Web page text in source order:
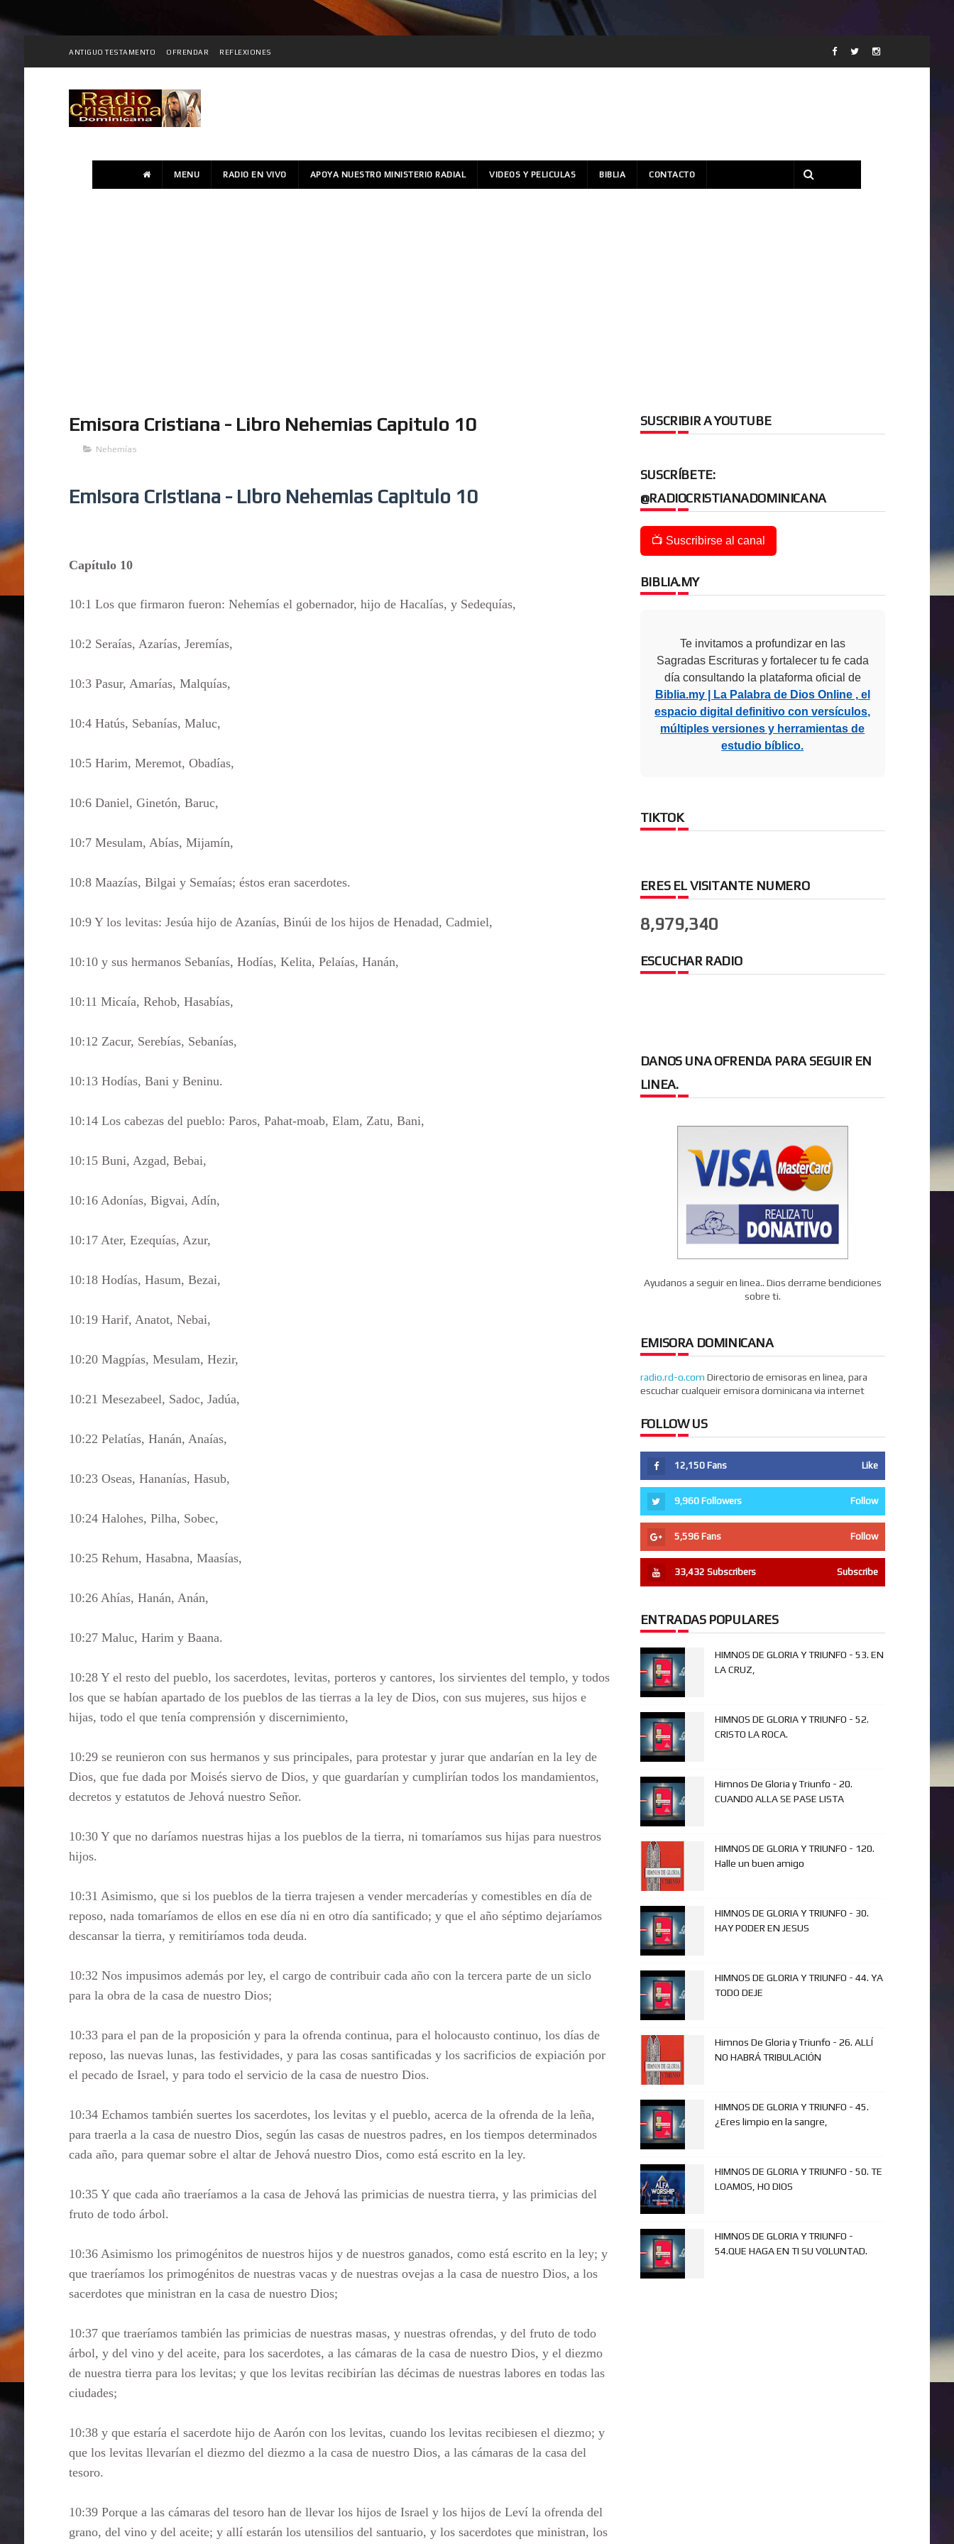
ANTIGUO TESTAMENTO OFRENDAR REFLEXIONES
MENU RADIO EN VIVO APOYA NUESTRO MINISTERIO RADIAL VIDEOS Y PELICULAS BIBLIA CONTACTO
Emisora Cristiana - Libro Nehemias Capitulo 10
Nehemías
Emisora Cristiana - Libro Nehemias Capitulo 10
Capítulo 10
10:1 Los que firmaron fueron: Nehemías el gobernador, hijo de Hacalías, y Sedequías,
10:2 Seraías, Azarías, Jeremías,
10:3 Pasur, Amarías, Malquías,
10:4 Hatús, Sebanías, Maluc,
10:5 Harim, Meremot, Obadías,
10:6 Daniel, Ginetón, Baruc,
10:7 Mesulam, Abías, Mijamín,
10:8 Maazías, Bilgai y Semaías; éstos eran sacerdotes.
10:9 Y los levitas: Jesúa hijo de Azanías, Binúi de los hijos de Henadad, Cadmiel,
10:10 y sus hermanos Sebanías, Hodías, Kelita, Pelaías, Hanán,
10:11 Micaía, Rehob, Hasabías,
10:12 Zacur, Serebías, Sebanías,
10:13 Hodías, Bani y Beninu.
10:14 Los cabezas del pueblo: Paros, Pahat-moab, Elam, Zatu, Bani,
10:15 Buni, Azgad, Bebai,
10:16 Adonías, Bigvai, Adín,
10:17 Ater, Ezequías, Azur,
10:18 Hodías, Hasum, Bezai,
10:19 Harif, Anatot, Nebai,
10:20 Magpías, Mesulam, Hezir,
10:21 Mesezabeel, Sadoc, Jadúa,
10:22 Pelatías, Hanán, Anaías,
10:23 Oseas, Hananías, Hasub,
10:24 Halohes, Pilha, Sobec,
10:25 Rehum, Hasabna, Maasías,
10:26 Ahías, Hanán, Anán,
10:27 Maluc, Harim y Baana.
10:28 Y el resto del pueblo, los sacerdotes, levitas, porteros y cantores, los sirvientes del templo, y todos
los que se habían apartado de los pueblos de las tierras a la ley de Dios, con sus mujeres, sus hijos e
hijas, todo el que tenía comprensión y discernimiento,
10:29 se reunieron con sus hermanos y sus principales, para protestar y jurar que andarían en la ley de
Dios, que fue dada por Moisés siervo de Dios, y que guardarían y cumplirían todos los mandamientos,
decretos y estatutos de Jehová nuestro Señor.
10:30 Y que no daríamos nuestras hijas a los pueblos de la tierra, ni tomaríamos sus hijas para nuestros
hijos.
10:31 Asimismo, que si los pueblos de la tierra trajesen a vender mercaderías y comestibles en día de
reposo, nada tomaríamos de ellos en ese día ni en otro día santificado; y que el año séptimo dejaríamos
descansar la tierra, y remitiríamos toda deuda.
10:32 Nos impusimos además por ley, el cargo de contribuir cada año con la tercera parte de un siclo
para la obra de la casa de nuestro Dios;
10:33 para el pan de la proposición y para la ofrenda continua, para el holocausto continuo, los días de
reposo, las nuevas lunas, las festividades, y para las cosas santificadas y los sacrificios de expiación por
el pecado de Israel, y para todo el servicio de la casa de nuestro Dios.
10:34 Echamos también suertes los sacerdotes, los levitas y el pueblo, acerca de la ofrenda de la leña,
para traerla a la casa de nuestro Dios, según las casas de nuestros padres, en los tiempos determinados
cada año, para quemar sobre el altar de Jehová nuestro Dios, como está escrito en la ley.
10:35 Y que cada año traeríamos a la casa de Jehová las primicias de nuestra tierra, y las primicias del
fruto de todo árbol.
10:36 Asimismo los primogénitos de nuestros hijos y de nuestros ganados, como está escrito en la ley; y
que traeríamos los primogénitos de nuestras vacas y de nuestras ovejas a la casa de nuestro Dios, a los
sacerdotes que ministran en la casa de nuestro Dios;
10:37 que traeríamos también las primicias de nuestras masas, y nuestras ofrendas, y del fruto de todo
árbol, y del vino y del aceite, para los sacerdotes, a las cámaras de la casa de nuestro Dios, y el diezmo
de nuestra tierra para los levitas; y que los levitas recibirían las décimas de nuestras labores en todas las
ciudades;
10:38 y que estaría el sacerdote hijo de Aarón con los levitas, cuando los levitas recibiesen el diezmo; y
que los levitas llevarían el diezmo del diezmo a la casa de nuestro Dios, a las cámaras de la casa del
tesoro.
10:39 Porque a las cámaras del tesoro han de llevar los hijos de Israel y los hijos de Leví la ofrenda del
grano, del vino y del aceite; y allí estarán los utensilios del santuario, y los sacerdotes que ministran, los
SUSCRIBIR A YOUTUBE
SUSCRÍBETE:
@RADIOCRISTIANADOMINICANA
📺 Suscribirse al canal
BIBLIA.MY
Te invitamos a profundizar en las
Sagradas Escrituras y fortalecer tu fe cada
día consultando la plataforma oficial de
Biblia.my | La Palabra de Dios Online , el
espacio digital definitivo con versículos,
múltiples versiones y herramientas de
estudio bíblico.
TIKTOK
ERES EL VISITANTE NUMERO
8,979,340
ESCUCHAR RADIO
DANOS UNA OFRENDA PARA SEGUIR EN
LINEA.
Ayudanos a seguir en linea.. Dios derrame bendiciones
sobre ti.
EMISORA DOMINICANA
radio.rd-o.com Directorio de emisoras en linea, para
escuchar cualqueir emisora dominicana via internet
FOLLOW US
12,150 Fans Like
9,960 Followers Follow
5,596 Fans Follow
33,432 Subscribers Subscribe
ENTRADAS POPULARES
HIMNOS DE GLORIA Y TRIUNFO - 53. EN
LA CRUZ,
HIMNOS DE GLORIA Y TRIUNFO - 52.
CRISTO LA ROCA.
Himnos De Gloria y Triunfo - 20.
CUANDO ALLA SE PASE LISTA
HIMNOS DE GLORIA Y TRIUNFO - 120.
Halle un buen amigo
HIMNOS DE GLORIA Y TRIUNFO - 30.
HAY PODER EN JESUS
HIMNOS DE GLORIA Y TRIUNFO - 44. YA
TODO DEJE
Himnos De Gloria y Triunfo - 26. ALLÍ
NO HABRÁ TRIBULACIÓN
HIMNOS DE GLORIA Y TRIUNFO - 45.
¿Eres limpio en la sangre,
HIMNOS DE GLORIA Y TRIUNFO - 50. TE
LOAMOS, HO DIOS
HIMNOS DE GLORIA Y TRIUNFO -
54.QUE HAGA EN TI SU VOLUNTAD.